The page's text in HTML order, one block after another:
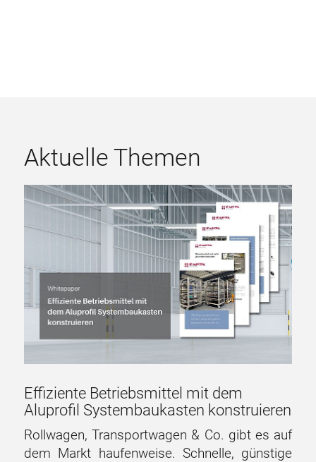
Aktuelle Themen
Effiziente Betriebsmittel mit dem
Aluprofil Systembaukasten konstruieren
Rollwagen, Transportwagen & Co. gibt es auf
dem Markt haufenweise. Schnelle, günstige